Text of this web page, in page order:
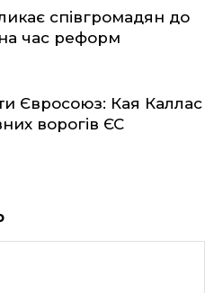
співгромадян до
час реформ
Євросоюз: Кая Каллас
ворогів ЄС